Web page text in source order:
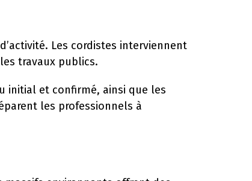
Les cordistes interviennent
travaux publics.
initial et confirmé, ainsi que les
les professionnels à